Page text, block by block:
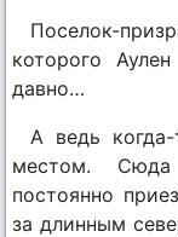
Поселок-
которого
давно…
А ведь
местом. Сюда
постоянно
за длинным